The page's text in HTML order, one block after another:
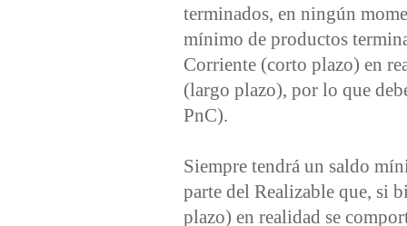
terminados, en ningún
mínimo de productos
Corriente (corto plazo) en
(largo plazo), por lo que
PnC).
Siempre tendrá un saldo
parte del Realizable que, si
plazo) en realidad se